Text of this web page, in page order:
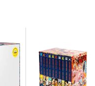
Freunden ist ein
Dramatik,
Millionen verkauften
erfolgreichste